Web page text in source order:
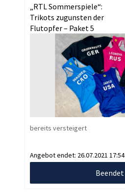
„RTL Sommerspiele“:
Trikots zugunsten der
Flutopfer – Paket 5
bereits versteigert
Angebot endet: 26.07.2021 17:54
Beendet